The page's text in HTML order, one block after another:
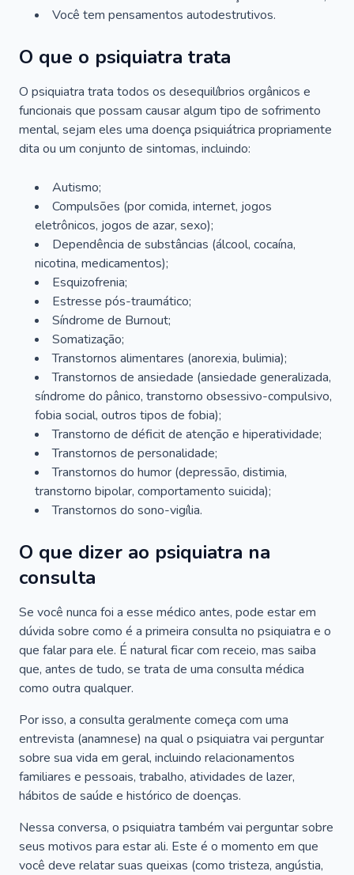
Você tem pensamentos autodestrutivos.
O que o psiquiatra trata
O psiquiatra trata todos os desequilíbrios orgânicos e
funcionais que possam causar algum tipo de sofrimento
mental, sejam eles uma doença psiquiátrica propriamente
dita ou um conjunto de sintomas, incluindo:
Autismo;
Compulsões (por comida, internet, jogos
eletrônicos, jogos de azar, sexo);
Dependência de substâncias (álcool, cocaína,
nicotina, medicamentos);
Esquizofrenia;
Estresse pós-traumático;
Síndrome de Burnout;
Somatização;
Transtornos alimentares (anorexia, bulimia);
Transtornos de ansiedade (ansiedade generalizada,
síndrome do pânico, transtorno obsessivo-compulsivo,
fobia social, outros tipos de fobia);
Transtorno de déficit de atenção e hiperatividade;
Transtornos de personalidade;
Transtornos do humor (depressão, distimia,
transtorno bipolar, comportamento suicida);
Transtornos do sono-vigília.
O que dizer ao psiquiatra na
consulta
Se você nunca foi a esse médico antes, pode estar em
dúvida sobre como é a primeira consulta no psiquiatra e o
que falar para ele. É natural ficar com receio, mas saiba
que, antes de tudo, se trata de uma consulta médica
como outra qualquer.
Por isso, a consulta geralmente começa com uma
entrevista (anamnese) na qual o psiquiatra vai perguntar
sobre sua vida em geral, incluindo relacionamentos
familiares e pessoais, trabalho, atividades de lazer,
hábitos de saúde e histórico de doenças.
Nessa conversa, o psiquiatra também vai perguntar sobre
seus motivos para estar ali. Este é o momento em que
você deve relatar suas queixas (como tristeza, angústia,